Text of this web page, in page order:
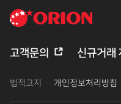
고객문의 신규거래
법적고지 개인정보처리방침